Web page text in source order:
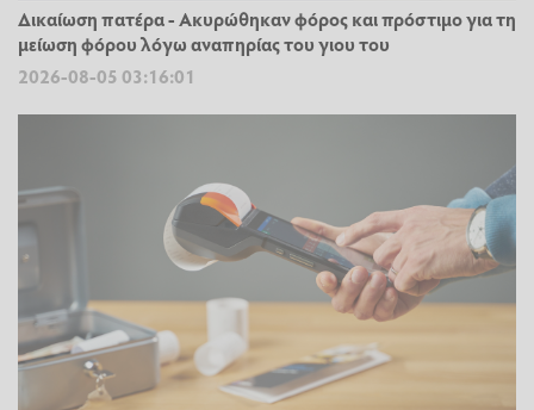
Δικαίωση πατέρα - Ακυρώθηκαν φόρος και πρόστιμο για τη
μείωση φόρου λόγω αναπηρίας του γιου του
2026-08-05 03:16:01